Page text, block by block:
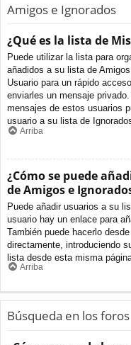
Amigos e Ignorados
¿Qué es la lista de
Puede utilizar la lista para
añadidos a su lista de
Usuario para un rápido
enviarles un mensaje
mensajes de estos usuarios
usuario a su lista de
Arriba
¿Cómo se puede
de Amigos e
Puede añadir usuarios a su
usuario hay un enlace para
También puede hacerlo
directamente, introduciendo
lista desde esta misma
Arriba
Búsqueda en los foros